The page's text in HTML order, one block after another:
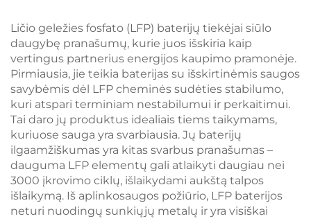
valdymo sistema
mikrotinklams,
pramonei
mikrotinklai, BESS
Ličio geležies fosfato (LFP) baterijų tiekėjai siūlo
daugybę pranašumų, kurie juos išskiria kaip
vertingus partnerius energijos kaupimo pramonėje.
Pirmiausia, jie teikia baterijas su išskirtinėmis saugos
savybėmis dėl LFP cheminės sudėties stabilumo,
kuri atspari terminiam nestabilumui ir perkaitimui.
Tai daro jų produktus idealiais tiems taikymams,
kuriuose sauga yra svarbiausia. Jų baterijų
ilgaamžiškumas yra kitas svarbus pranašumas –
dauguma LFP elementų gali atlaikyti daugiau nei
3000 įkrovimo ciklų, išlaikydami aukštą talpos
išlaikymą. Iš aplinkosaugos požiūrio, LFP baterijos
neturi nuodingų sunkiųjų metalų ir yra visiškai